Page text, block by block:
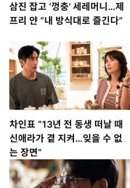
삼진 잡고 ‘껑충’ 세레머니…제
프리 얀 “내 방식대로 즐긴다”
차인표 “13년 전 동생 떠날 때
신애라가 곁 지켜…잊을 수 없
는 장면”